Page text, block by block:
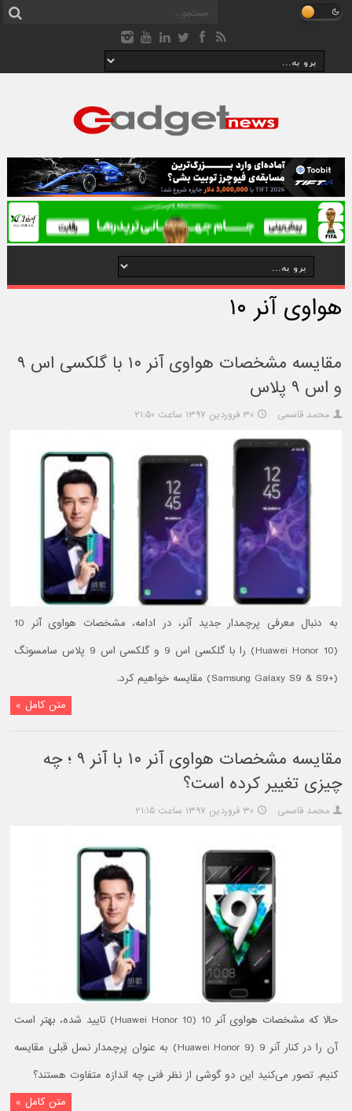
هواوی آنر ۱۰
مقایسه مشخصات هواوی آنر ۱۰ با گلکسی اس ۹
و اس ۹ پلاس
محمد قاسمی ۳۰ فروردین ۱۳۹۷ ساعت ۲۱:۵۰
به دنبال معرفی پرچمدار جدید آنر، در ادامه، مشخصات هواوی آنر 10
(Huawei Honor 10) را با گلکسی اس 9 و گلکسی اس 9 پلاس سامسونگ
(+Samsung Galaxy S9 & S9) مقایسه خواهیم کرد.
متن کامل »
مقایسه مشخصات هواوی آنر ۱۰ با آنر ۹ ؛ چه
چیزی تغییر کرده است؟
محمد قاسمی ۳۰ فروردین ۱۳۹۷ ساعت ۲۱:۱۵
حالا که مشخصات هواوی آنر 10 (Huawei Honor 10) تایید شده، بهتر است
آن را در کنار آنر 9 (Huawei Honor 9) به عنوان پرچمدار نسل قبلی مقایسه
کنیم. تصور می‌کنید این دو گوشی از نظر فنی چه اندازه متفاوت هستند؟
متن کامل »